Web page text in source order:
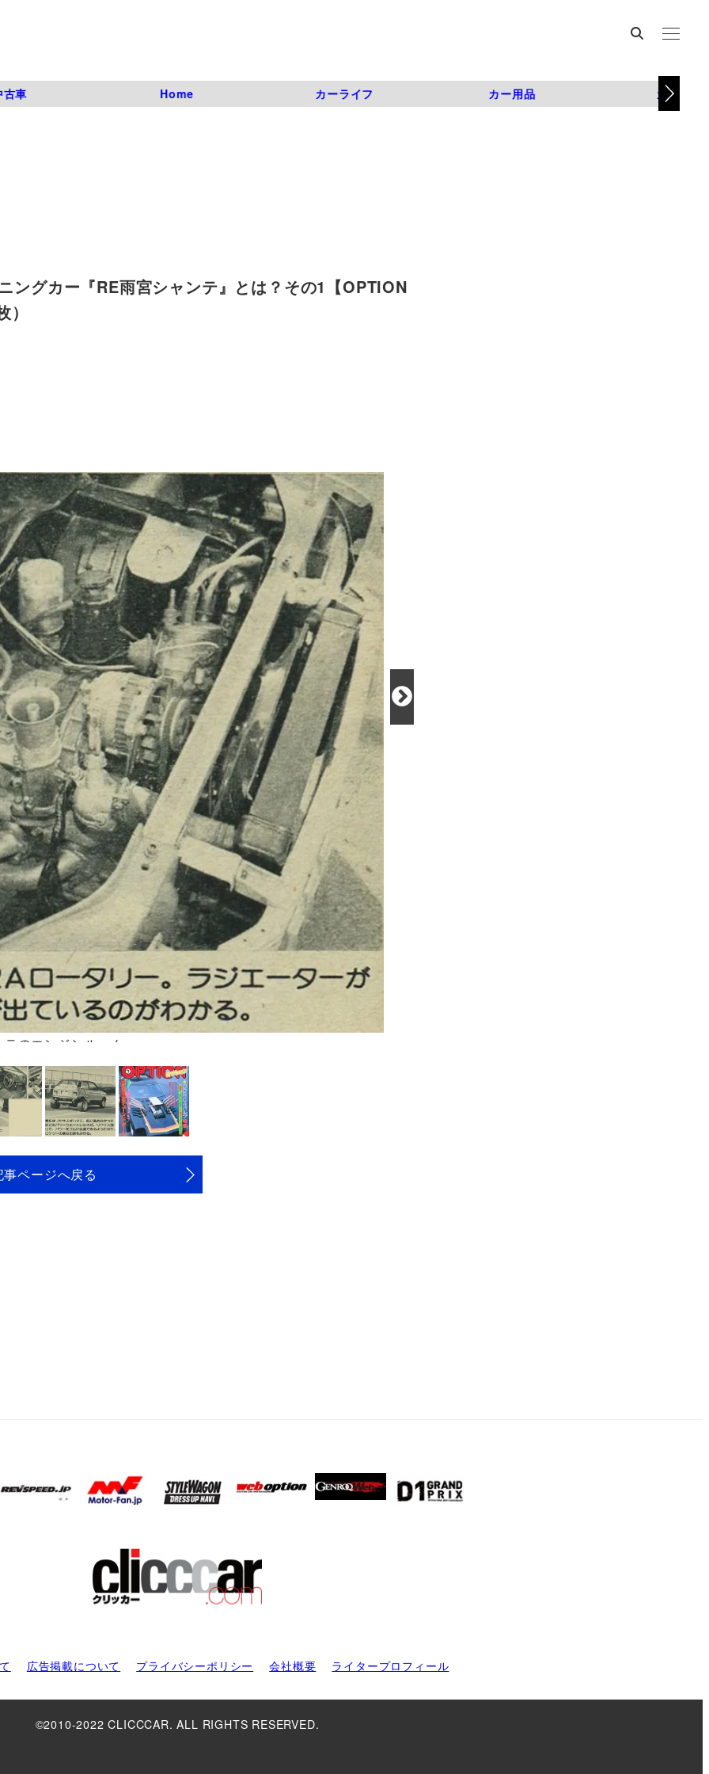
古車 Home カーライフ カー用品 カスタム
ングカー『RE雨宮シャンテ』とは？その1【OPTION
のエンジンルーム
事ページへ戻る
広告掲載について プライバシーポリシー 会社概要 ライタープロフィール
©2010-2022 CLICCCAR. ALL RIGHTS RESERVED.